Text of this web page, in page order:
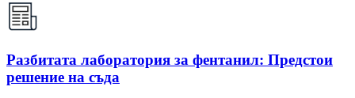
Разбитата лаборатория за фентанил: Предстои
решение на съда